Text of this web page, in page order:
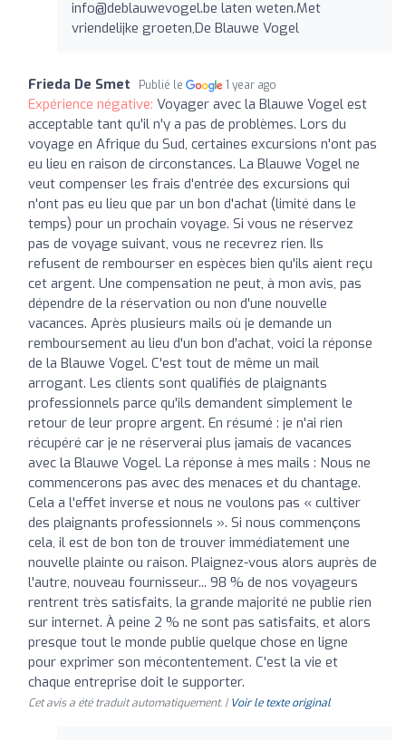
info@deblauwevogel.be laten weten.Met
vriendelijke groeten,De Blauwe Vogel
Frieda De Smet Publié le 1 year ago
Expérience négative: Voyager avec la Blauwe Vogel est
acceptable tant qu'il n'y a pas de problèmes. Lors du
voyage en Afrique du Sud, certaines excursions n'ont pas
eu lieu en raison de circonstances. La Blauwe Vogel ne
veut compenser les frais d'entrée des excursions qui
n'ont pas eu lieu que par un bon d'achat (limité dans le
temps) pour un prochain voyage. Si vous ne réservez
pas de voyage suivant, vous ne recevrez rien. Ils
refusent de rembourser en espèces bien qu'ils aient reçu
cet argent. Une compensation ne peut, à mon avis, pas
dépendre de la réservation ou non d'une nouvelle
vacances. Après plusieurs mails où je demande un
remboursement au lieu d'un bon d'achat, voici la réponse
de la Blauwe Vogel. C'est tout de même un mail
arrogant. Les clients sont qualifiés de plaignants
professionnels parce qu'ils demandent simplement le
retour de leur propre argent. En résumé : je n'ai rien
récupéré car je ne réserverai plus jamais de vacances
avec la Blauwe Vogel. La réponse à mes mails : Nous ne
commencerons pas avec des menaces et du chantage.
Cela a l'effet inverse et nous ne voulons pas « cultiver
des plaignants professionnels ». Si nous commençons
cela, il est de bon ton de trouver immédiatement une
nouvelle plainte ou raison. Plaignez-vous alors auprès de
l'autre, nouveau fournisseur... 98 % de nos voyageurs
rentrent très satisfaits, la grande majorité ne publie rien
sur internet. À peine 2 % ne sont pas satisfaits, et alors
presque tout le monde publie quelque chose en ligne
pour exprimer son mécontentement. C'est la vie et
chaque entreprise doit le supporter.
Cet avis a été traduit automatiquement. | Voir le texte original